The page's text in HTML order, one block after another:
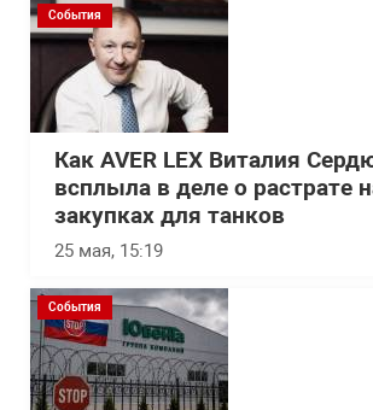
События
Как AVER LEX Виталия
всплыла в деле о растрате
закупках для танков
25 мая, 15:19
События